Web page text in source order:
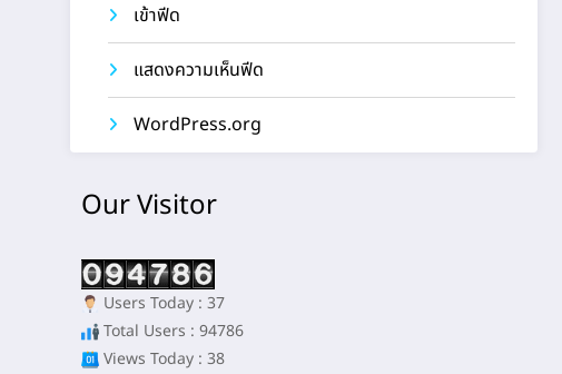
เข้าฟีด
แสดงความเห็นฟีด
WordPress.org
Our Visitor
Users Today : 37
Total Users : 94786
Views Today : 38